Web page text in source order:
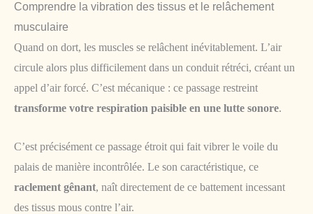
Comprendre la vibration des tissus et le relâchement
musculaire
Quand on dort, les muscles se relâchent inévitablement. L’air
circule alors plus difficilement dans un conduit rétréci, créant un
appel d’air forcé. C’est mécanique : ce passage restreint
transforme votre respiration paisible en une lutte sonore.
C’est précisément ce passage étroit qui fait vibrer le voile du
palais de manière incontrôlée. Le son caractéristique, ce
raclement gênant, naît directement de ce battement incessant
des tissus mous contre l’air.